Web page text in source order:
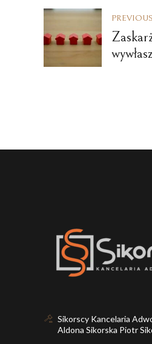
PREVIOUS
Sikorscy Kancelaria
Aldona Sikorska Piotr